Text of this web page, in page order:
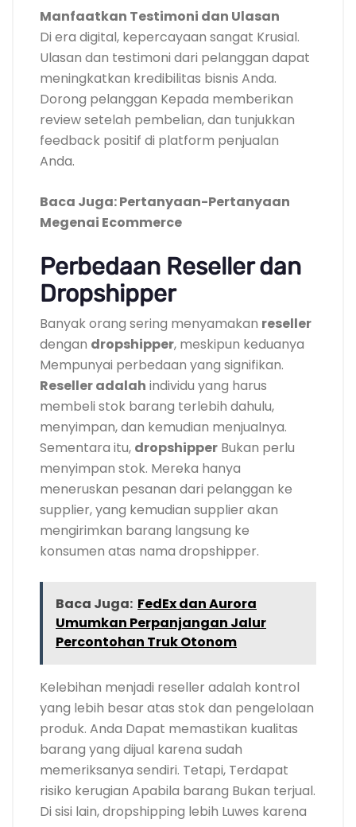
Manfaatkan Testimoni dan Ulasan
Di era digital, kepercayaan sangat Krusial.
Ulasan dan testimoni dari pelanggan dapat
meningkatkan kredibilitas bisnis Anda.
Dorong pelanggan Kepada memberikan
review setelah pembelian, dan tunjukkan
feedback positif di platform penjualan
Anda.
Baca Juga: Pertanyaan-Pertanyaan
Megenai Ecommerce
Perbedaan Reseller dan
Dropshipper
Banyak orang sering menyamakan reseller
dengan dropshipper, meskipun keduanya
Mempunyai perbedaan yang signifikan.
Reseller adalah individu yang harus
membeli stok barang terlebih dahulu,
menyimpan, dan kemudian menjualnya.
Sementara itu, dropshipper Bukan perlu
menyimpan stok. Mereka hanya
meneruskan pesanan dari pelanggan ke
supplier, yang kemudian supplier akan
mengirimkan barang langsung ke
konsumen atas nama dropshipper.
Baca Juga: FedEx dan Aurora
Umumkan Perpanjangan Jalur
Percontohan Truk Otonom
Kelebihan menjadi reseller adalah kontrol
yang lebih besar atas stok dan pengelolaan
produk. Anda Dapat memastikan kualitas
barang yang dijual karena sudah
memeriksanya sendiri. Tetapi, Terdapat
risiko kerugian Apabila barang Bukan terjual.
Di sisi lain, dropshipping lebih Luwes karena